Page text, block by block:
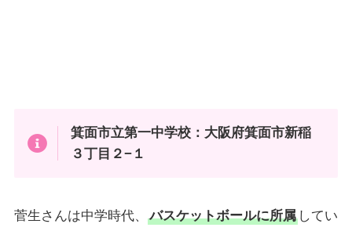
箕面市立第一中学校：大阪府箕面市新稲
３丁目２−１
菅生さんは中学時代、 バスケットボールに所属してい